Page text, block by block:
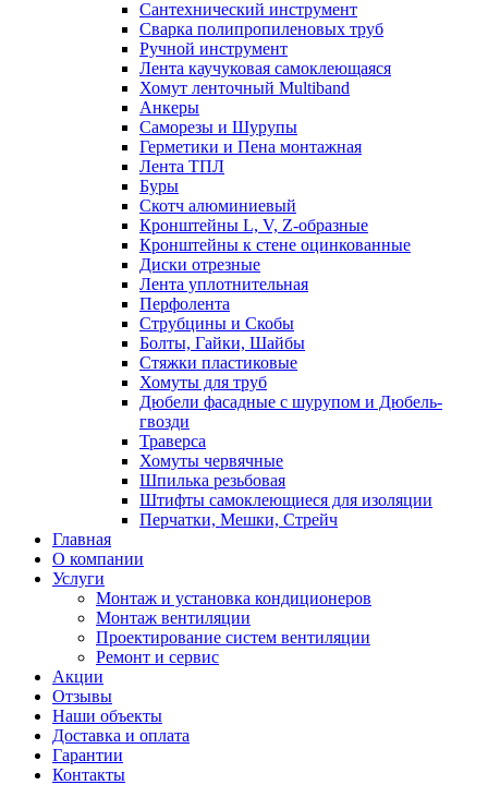
Сантехнический инструмент
Сварка полипропиленовых труб
Ручной инструмент
Лента каучуковая самоклеющаяся
Хомут ленточный Multiband
Анкеры
Саморезы и Шурупы
Герметики и Пена монтажная
Лента ТПЛ
Буры
Скотч алюминиевый
Кронштейны L, V, Z-образные
Кронштейны к стене оцинкованные
Диски отрезные
Лента уплотнительная
Перфолента
Струбцины и Скобы
Болты, Гайки, Шайбы
Стяжки пластиковые
Хомуты для труб
Дюбели фасадные с шурупом и Дюбель-
гвозди
Траверса
Хомуты червячные
Шпилька резьбовая
Штифты самоклеющиеся для изоляции
Перчатки, Мешки, Стрейч
Главная
О компании
Услуги
Монтаж и установка кондиционеров
Монтаж вентиляции
Проектирование систем вентиляции
Ремонт и сервис
Акции
Отзывы
Наши объекты
Доставка и оплата
Гарантии
Контакты